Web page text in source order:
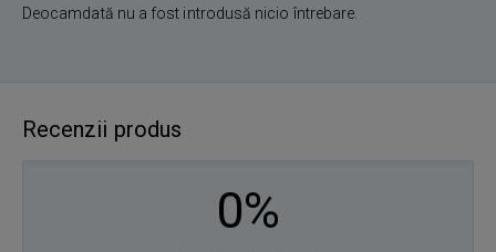
Deocamdată nu a fost introdusă nicio întrebare.
Recenzii produs
0%